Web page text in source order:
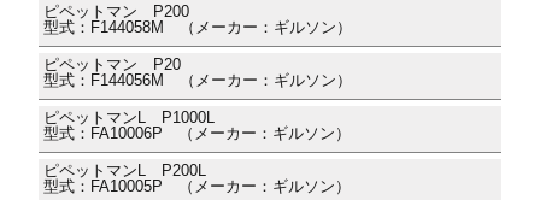
ピペットマン P200
型式：F144058M （メーカー：ギルソン）
ピペットマン P20
型式：F144056M （メーカー：ギルソン）
ピペットマンL P1000L
型式：FA10006P （メーカー：ギルソン）
ピペットマンL P200L
型式：FA10005P （メーカー：ギルソン）